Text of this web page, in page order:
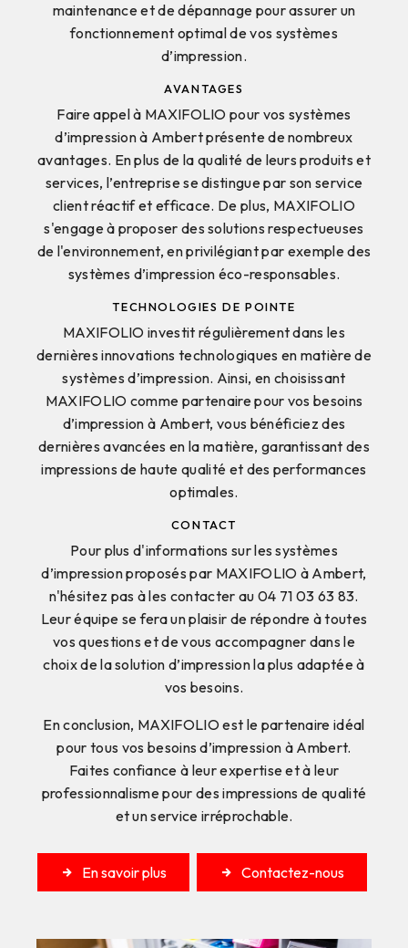
maintenance et de dépannage pour assurer un
fonctionnement optimal de vos systèmes
d’impression.
AVANTAGES
Faire appel à MAXIFOLIO pour vos systèmes
d’impression à Ambert présente de nombreux
avantages. En plus de la qualité de leurs produits et
services, l’entreprise se distingue par son service
client réactif et efficace. De plus, MAXIFOLIO
s'engage à proposer des solutions respectueuses
de l'environnement, en privilégiant par exemple des
systèmes d’impression éco-responsables.
TECHNOLOGIES DE POINTE
MAXIFOLIO investit régulièrement dans les
dernières innovations technologiques en matière de
systèmes d’impression. Ainsi, en choisissant
MAXIFOLIO comme partenaire pour vos besoins
d’impression à Ambert, vous bénéficiez des
dernières avancées en la matière, garantissant des
impressions de haute qualité et des performances
optimales.
CONTACT
Pour plus d'informations sur les systèmes
d’impression proposés par MAXIFOLIO à Ambert,
n'hésitez pas à les contacter au 04 71 03 63 83.
Leur équipe se fera un plaisir de répondre à toutes
vos questions et de vous accompagner dans le
choix de la solution d’impression la plus adaptée à
vos besoins.
En conclusion, MAXIFOLIO est le partenaire idéal
pour tous vos besoins d’impression à Ambert.
Faites confiance à leur expertise et à leur
professionnalisme pour des impressions de qualité
et un service irréprochable.
En savoir plus Contactez-nous